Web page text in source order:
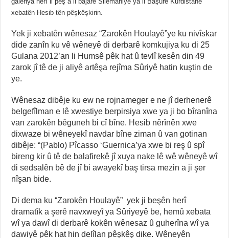
xebatên Hesib tên pêşkêşkirin.
Yek ji xebatên wênesaz “Zarokên Houlayê”ye ku nivîskar
dide zanîn ku vê wêneyê di derbarê komkujiya ku di 25
Gulana 2012’an li Humsê pêk hat û tevlî kesên din 49
zarok jî tê de ji aliyê artêşa rejîma Sûriyê hatin kuştin de
ye.
Wênesaz dibêje ku ew ne rojnameger e ne jî derhenerê
belgefîlman e lê xwestiye berpirsiya xwe ya ji bo bîranîna
van zarokên bêguneh bi cî bîne. Hesib nêrînên xwe
dixwaze bi wêneyekî navdar bîne ziman û van gotinan
dibêje: “(Pablo) Pîcasso ‘Guernica’ya xwe bi reş û spî
bireng kir û tê de balafirekê jî xuya nake lê wê wêneyê wî
di sedsalên bê de jî bi awayekî baş tirsa mezin a ji şer
nîşan bide.
Di dema ku “Zarokên Houlayê” yek ji beşên herî
dramatîk a şerê navxweyî ya Sûriyeyê be, hemû xebata
wî ya dawî di derbarê kokên wênesaz û guherîna wî ya
dawiyê pêk hat hin delîlan pêşkêş dike. Wêneyên